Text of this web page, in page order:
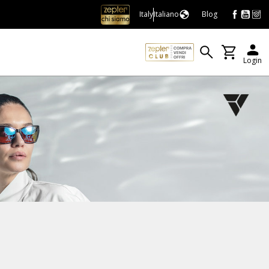
ItalyItaliano Blog
Login